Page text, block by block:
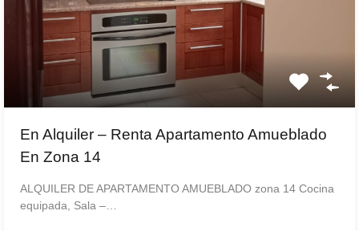
En Alquiler – Renta Apartamento Amueblado
En Zona 14
ALQUILER DE APARTAMENTO AMUEBLADO zona 14 Cocina
equipada, Sala –…